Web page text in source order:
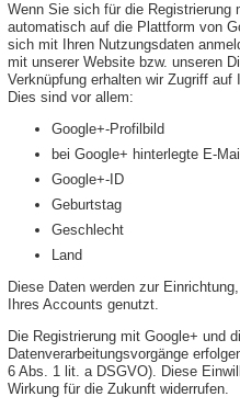
Wenn Sie sich für die Registrierung
automatisch auf die Plattform von
sich mit Ihren Nutzungsdaten
mit unserer Website bzw. unseren
Verknüpfung erhalten wir Zugriff
Dies sind vor allem:
Google+-Profilbild
bei Google+ hinterlegte E-
Google+-ID
Geburtstag
Geschlecht
Land
Diese Daten werden zur
Ihres Accounts genutzt.
Die Registrierung mit Google+ und
Datenverarbeitungsvorgänge
6 Abs. 1 lit. a DSGVO). Diese
Wirkung für die Zukunft widerrufen.